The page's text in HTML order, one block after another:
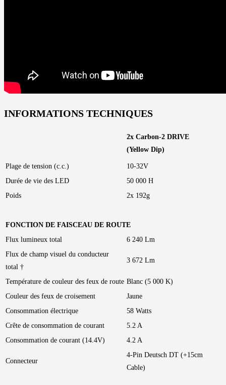
INFORMATIONS TECHNIQUES
2x Carbon-2 DRIVE
(Yellow Dip)
Plage de tension (c.c.)
10-32V
Durée de vie des LED
50 000 H
Poids
2x 192g
FONCTION DE FAISCEAU DE ROUTE
Flux lumineux total
6 240 Lm
Flux de champ visuel du conducteur
total †
3 672 Lm
Température de couleur des feux de route Blanc (5 000 K)
Couleur des feux de croisement
Jaune
Consommation électrique
58 Watts
Crête de consommation de courant
5.2 A
Consommation de courant (14.4V)
4.2 A
Connecteur
4-Pin Deutsch DT (+15cm
Cable)